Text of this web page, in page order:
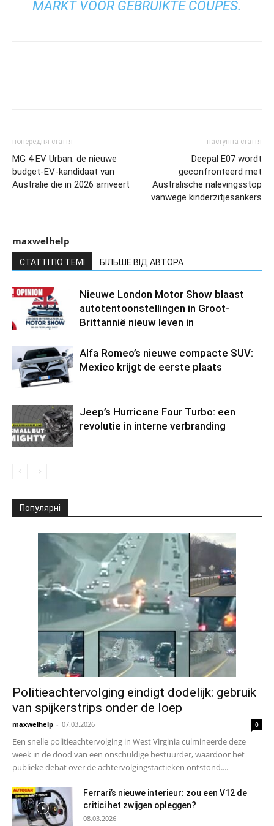
MARKT VOOR GEBRUIKTE COUPÉS.
попередня стаття
MG 4 EV Urban: de nieuwe
budget-EV-kandidaat van
Australië die in 2026 arriveert
наступна стаття
Deepal E07 wordt
geconfronteerd met
Australische nalevingsstop
vanwege kinderzitjesankers
maxwelhelp
СТАТТІ ПО ТЕМІ БІЛЬШЕ ВІД АВТОРА
Nieuwe London Motor Show blaast
autotentoonstellingen in Groot-
Brittannië nieuw leven in
Alfa Romeo’s nieuwe compacte SUV:
Mexico krijgt de eerste plaats
Jeep’s Hurricane Four Turbo: een
revolutie in interne verbranding
Популярні
Politieachtervolging eindigt dodelijk: gebruik
van spijkerstrips onder de loep
maxwelhelp - 07.03.2026 0
Een snelle politieachtervolging in West Virginia culmineerde deze
week in de dood van een onschuldige bestuurder, waardoor het
publieke debat over de achtervolgingstactieken ontstond....
Ferrari’s nieuwe interieur: zou een V12 de
critici het zwijgen opleggen?
08.03.2026